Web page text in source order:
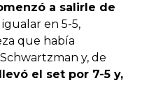
a salirle de
en 5-5,
que había
y, de
el set por 7-5 y,